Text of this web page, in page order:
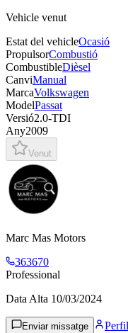
Vehicle venut
Estat del vehicleOcasió
PropulsorCombustió
CombustibleDièsel
CanviManual
MarcaVolkswagen
ModelPassat
Versió2.0-TDI
Any2009
Venut
Marc Mas Motors
363670
Professional
Data Alta 10/03/2024
Enviar missatge